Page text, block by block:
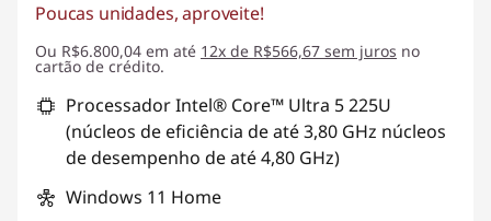
Economias instantâneas :
Poucas unidades, aproveite!
Ou R$6.800,04 em até 12x de R$566,67 sem juros no
cartão de crédito.
Processador Intel® Core™ Ultra 5 225U
(núcleos de eficiência de até 3,80 GHz núcleos
de desempenho de até 4,80 GHz)
Windows 11 Home